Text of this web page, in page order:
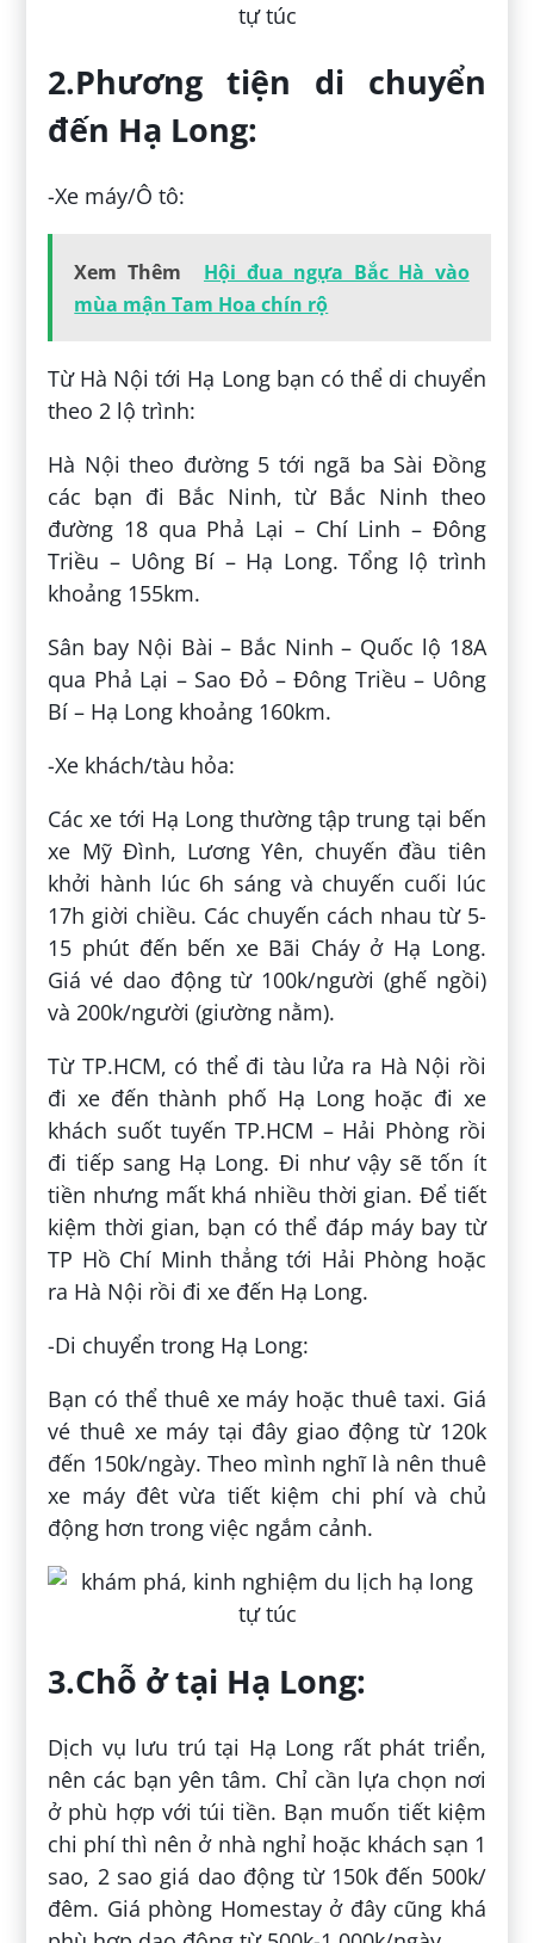
2.Phương tiện di chuyển
đến Hạ Long:
-Xe máy/Ô tô:
Xem Thêm
Hội đua ngựa Bắc Hà vào
mùa mận Tam Hoa chín rộ
Từ Hà Nội tới Hạ Long bạn có thể di chuyển
theo 2 lộ trình:
Hà Nội theo đường 5 tới ngã ba Sài Đồng
các bạn đi Bắc Ninh, từ Bắc Ninh theo
đường 18 qua Phả Lại – Chí Linh – Đông
Triều – Uông Bí – Hạ Long. Tổng lộ trình
khoảng 155km.
Sân bay Nội Bài – Bắc Ninh – Quốc lộ 18A
qua Phả Lại – Sao Đỏ – Đông Triều – Uông
Bí – Hạ Long khoảng 160km.
-Xe khách/tàu hỏa:
Các xe tới Hạ Long thường tập trung tại bến
xe Mỹ Đình, Lương Yên, chuyến đầu tiên
khởi hành lúc 6h sáng và chuyến cuối lúc
17h giời chiều. Các chuyến cách nhau từ 5-
15 phút đến bến xe Bãi Cháy ở Hạ Long.
Giá vé dao động từ 100k/người (ghế ngồi)
và 200k/người (giường nằm).
Từ TP.HCM, có thể đi tàu lửa ra Hà Nội rồi
đi xe đến thành phố Hạ Long hoặc đi xe
khách suốt tuyến TP.HCM – Hải Phòng rồi
đi tiếp sang Hạ Long. Đi như vậy sẽ tốn ít
tiền nhưng mất khá nhiều thời gian. Để tiết
kiệm thời gian, bạn có thể đáp máy bay từ
TP Hồ Chí Minh thẳng tới Hải Phòng hoặc
ra Hà Nội rồi đi xe đến Hạ Long.
-Di chuyển trong Hạ Long:
Bạn có thể thuê xe máy hoặc thuê taxi. Giá
vé thuê xe máy tại đây giao động từ 120k
đến 150k/ngày. Theo mình nghĩ là nên thuê
xe máy đêt vừa tiết kiệm chi phí và chủ
động hơn trong việc ngắm cảnh.
3.Chỗ ở tại Hạ Long:
Dịch vụ lưu trú tại Hạ Long rất phát triển,
nên các bạn yên tâm. Chỉ cần lựa chọn nơi
ở phù hợp với túi tiền. Bạn muốn tiết kiệm
chi phí thì nên ở nhà nghỉ hoặc khách sạn 1
sao, 2 sao giá dao động từ 150k đến 500k/
đêm. Giá phòng Homestay ở đây cũng khá